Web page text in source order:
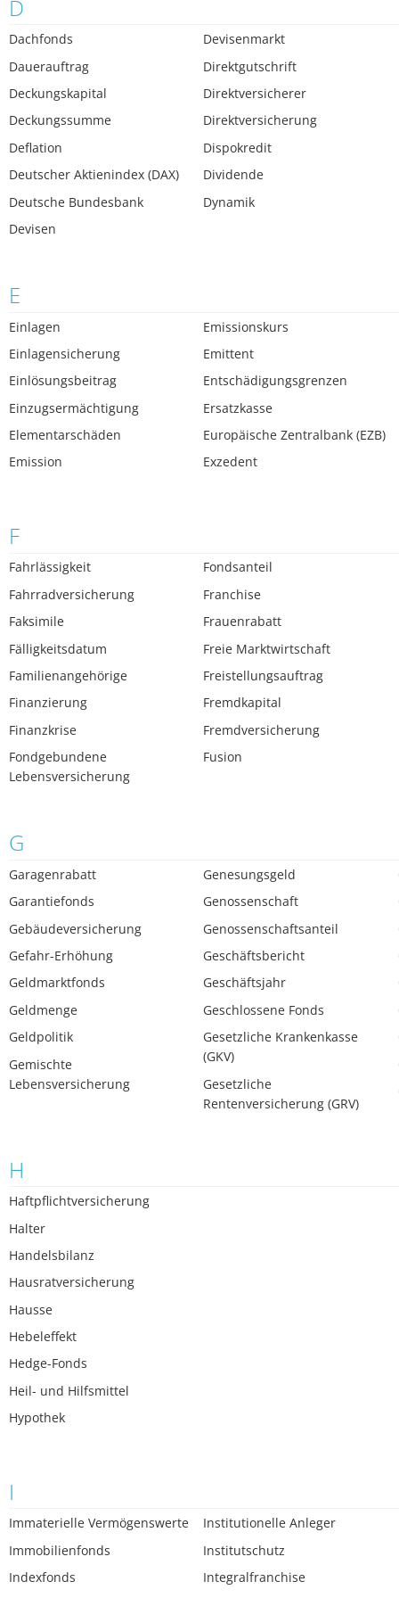
D
Dachfonds
Dauerauftrag
Deckungskapital
Deckungssumme
Deflation
Deutscher Aktienindex (DAX)
Deutsche Bundesbank
Devisen
Devisenmarkt
Direktgutschrift
Direktversicherer
Direktversicherung
Dispokredit
Dividende
Dynamik
E
Einlagen
Einlagensicherung
Einlösungsbeitrag
Einzugsermächtigung
Elementarschäden
Emission
Emissionskurs
Emittent
Entschädigungsgrenzen
Ersatzkasse
Europäische Zentralbank (EZB)
Exzedent
F
Fahrlässigkeit
Fahrradversicherung
Faksimile
Fälligkeitsdatum
Familienangehörige
Finanzierung
Finanzkrise
Fondgebundene
Lebensversicherung
Fondsanteil
Franchise
Frauenrabatt
Freie Marktwirtschaft
Freistellungsauftrag
Fremdkapital
Fremdversicherung
Fusion
G
Garagenrabatt
Garantiefonds
Gebäudeversicherung
Gefahr-Erhöhung
Geldmarktfonds
Geldmenge
Geldpolitik
Gemischte
Lebensversicherung
Genesungsgeld
Genossenschaft
Genossenschaftsanteil
Geschäftsbericht
Geschäftsjahr
Geschlossene Fonds
Gesetzliche Krankenkasse
(GKV)
Gesetzliche
Rentenversicherung (GRV)
H
Haftpflichtversicherung
Halter
Handelsbilanz
Hausratversicherung
Hausse
Hebeleffekt
Hedge-Fonds
Heil- und Hilfsmittel
Hypothek
I
Immaterielle Vermögenswerte
Immobilienfonds
Indexfonds
Institutionelle Anleger
Institutschutz
Integralfranchise